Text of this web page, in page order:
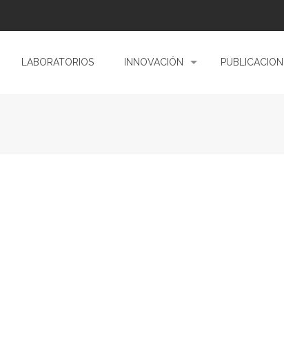
LABORATORIOS INNOVACIÓN